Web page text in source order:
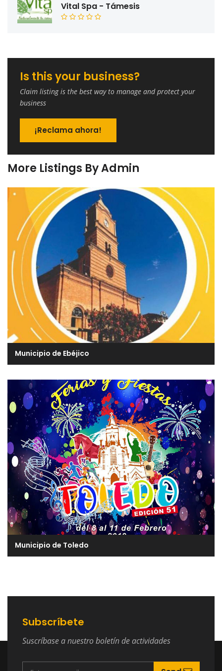
Vital Spa - Támesis
Is this your business?
Claim listing is the best way to manage and protect your
business
¡Reclama ahora!
More Listings By Admin
Municipio de Ebéjico
Municipio de Toledo
Subscríbete
Suscríbase a nuestro boletín de actividades